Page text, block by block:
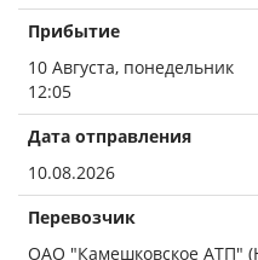
Прибытие
10 Августа, понедельник
12:05
Дата отправления
10.08.2026
Перевозчик
ОАО "Камешковское АТП"